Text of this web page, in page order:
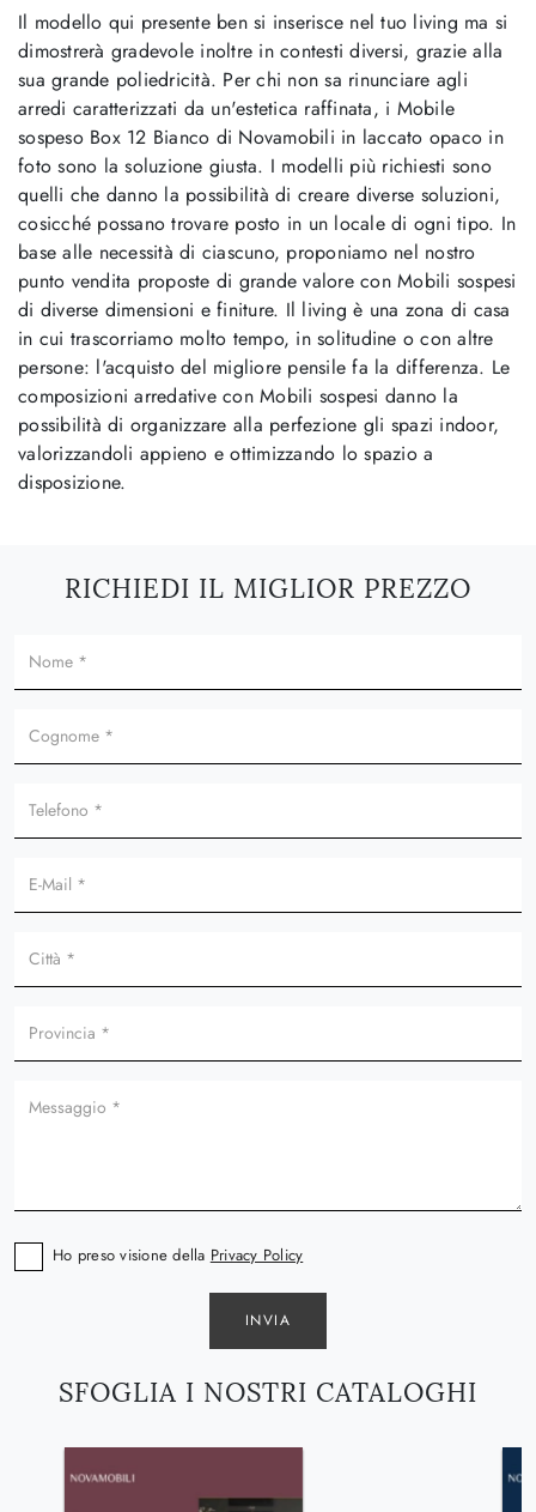
Il modello qui presente ben si inserisce nel tuo living ma si
dimostrerà gradevole inoltre in contesti diversi, grazie alla
sua grande poliedricità. Per chi non sa rinunciare agli
arredi caratterizzati da un'estetica raffinata, i Mobile
sospeso Box 12 Bianco di Novamobili in laccato opaco in
foto sono la soluzione giusta. I modelli più richiesti sono
quelli che danno la possibilità di creare diverse soluzioni,
cosicché possano trovare posto in un locale di ogni tipo. In
base alle necessità di ciascuno, proponiamo nel nostro
punto vendita proposte di grande valore con Mobili sospesi
di diverse dimensioni e finiture. Il living è una zona di casa
in cui trascorriamo molto tempo, in solitudine o con altre
persone: l'acquisto del migliore pensile fa la differenza. Le
composizioni arredative con Mobili sospesi danno la
possibilità di organizzare alla perfezione gli spazi indoor,
valorizzandoli appieno e ottimizzando lo spazio a
disposizione.
SFOGLIA I NOSTRI CATALOGHI
RICHIEDI IL MIGLIOR PREZZO
Ho preso visione della Privacy Policy
INVIA